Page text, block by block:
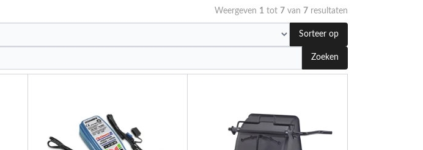
Weergeven 1 tot 7 van 7 resultaten
Sorteer op
Zoeken